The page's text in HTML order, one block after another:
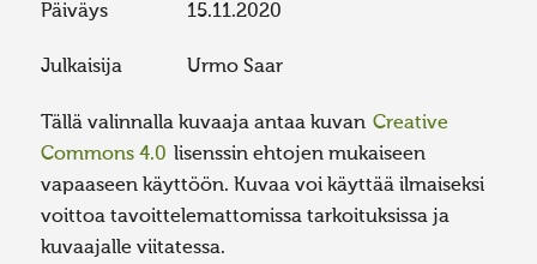
Päiväys 15.11.2020
Julkaisija Urmo Saar
Tällä valinnalla kuvaaja antaa kuvan Creative
Commons 4.0 lisenssin ehtojen mukaiseen
vapaaseen käyttöön. Kuvaa voi käyttää ilmaiseksi
voittoa tavoittelemattomissa tarkoituksissa ja
kuvaajalle viitatessa.